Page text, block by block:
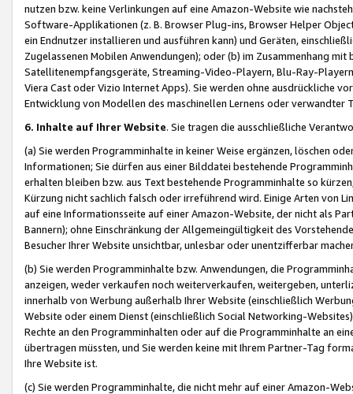
nutzen bzw. keine Verlinkungen auf eine Amazon-Website wie
Software-Applikationen (z. B. Browser Plug-ins, Browser Helper
ein Endnutzer installieren und ausführen kann) und Geräten,
Zugelassenen Mobilen Anwendungen); oder (b) im Zusammenhang
Satellitenempfangsgeräte, Streaming-Video-Playern, Blu-Ray-
Viera Cast oder Vizio Internet Apps). Sie werden ohne ausdrückliche
Entwicklung von Modellen des maschinellen Lernens oder
6. Inhalte auf Ihrer Website. Sie tragen die ausschließliche
(a) Sie werden Programminhalte in keiner Weise ergänzen, löschen
Informationen; Sie dürfen aus einer Bilddatei bestehende
erhalten bleiben bzw. aus Text bestehende Programminhalte so
Kürzung nicht sachlich falsch oder irreführend wird. Einige Arten von
auf eine Informationsseite auf einer Amazon-Website, der nicht als
Bannern); ohne Einschränkung der Allgemeingültigkeit des
Besucher Ihrer Website unsichtbar, unlesbar oder unentzifferbar
(b) Sie werden Programminhalte bzw. Anwendungen, die
anzeigen, weder verkaufen noch weiterverkaufen, weitergeben,
innerhalb von Werbung außerhalb Ihrer Website (einschließlich
Website oder einem Dienst (einschließlich Social Networking-
Rechte an den Programminhalten oder auf die Programminhalte an
übertragen müssten, und Sie werden keine mit Ihrem Partner-Tag
Ihre Website ist.
(c) Sie werden Programminhalte, die nicht mehr auf einer Amazon-